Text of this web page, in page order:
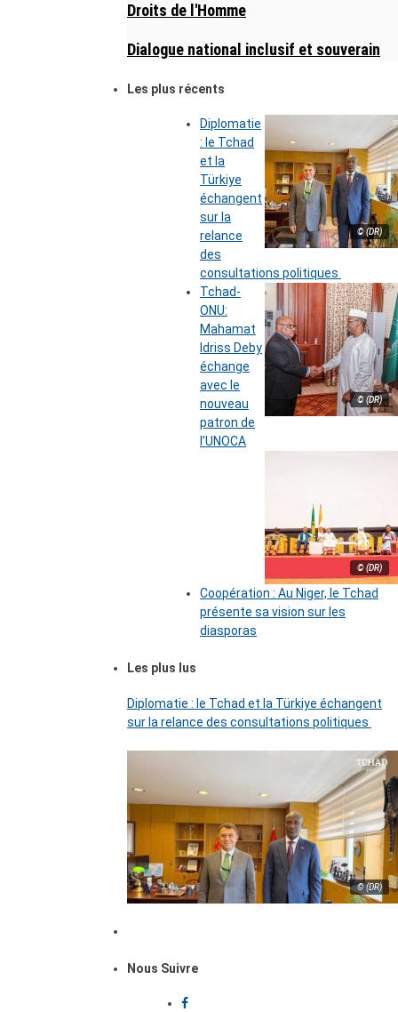
Droits de l'Homme
Dialogue national inclusif et souverain
Les plus récents
© (DR)
Diplomatie
: le Tchad
et la
Türkiye
échangent
sur la
relance
des
consultations politiques
© (DR)
Tchad-
ONU:
Mahamat
Idriss Deby
échange
avec le
nouveau
patron de
l’UNOCA
© (DR)
Coopération : Au Niger, le Tchad
présente sa vision sur les
diasporas
Les plus lus
Diplomatie : le Tchad et la Türkiye échangent
sur la relance des consultations politiques
© (DR)
Nous Suivre